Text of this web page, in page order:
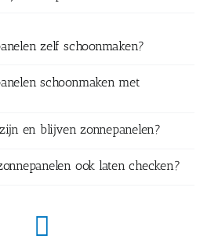
zelf schoonmaken?
schoonmaken met
en blijven zonnepanelen?
ook laten checken?